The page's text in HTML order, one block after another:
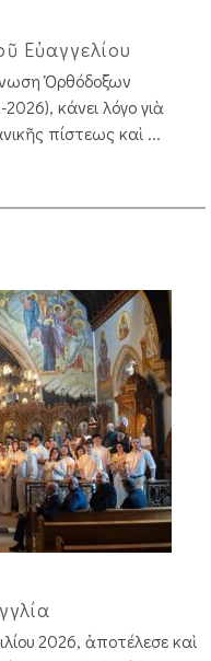
Εὐαγγελίου
Ὀρθόδοξων
κάνει λόγο γιὰ
πίστεως καὶ ...
2026, ἀποτέλεσε καὶ